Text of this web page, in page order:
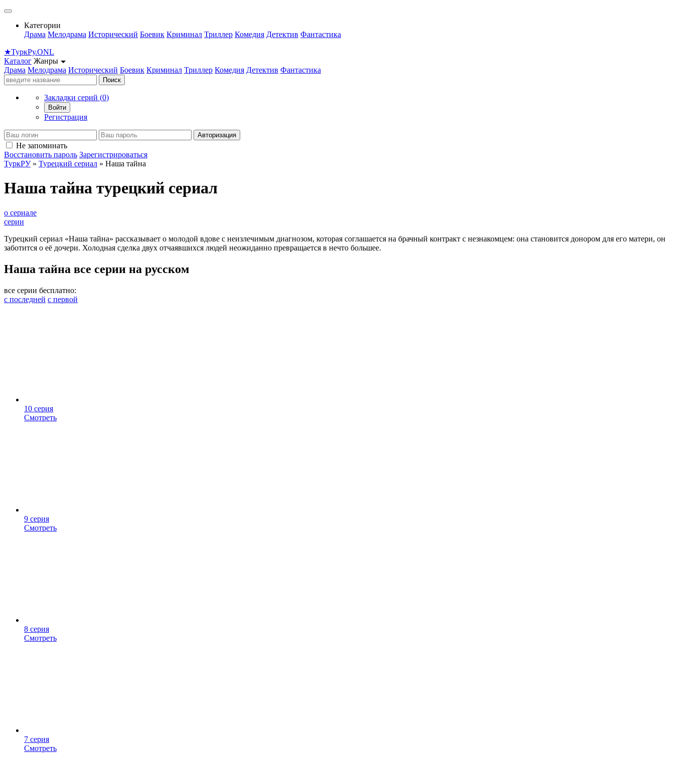
Категории
Драма Мелодрама Исторический Боевик Криминал Триллер Комедия Детектив Фантастика
★ТуркРу.ONL
Каталог Жанры
Драма Мелодрама Исторический Боевик Криминал Триллер Комедия Детектив Фантастика
Поиск
Закладки серий (0)
Войти
Регистрация
Авторизация
Не запоминать
Восстановить пароль Зарегистрироваться
ТуркРУ» Турецкий сериал » Наша тайна
Наша тайна турецкий сериал
о сериале
серии
Турецкий сериал «Наша тайна» рассказывает о молодой вдове с неизлечимым диагнозом, которая соглашается на брачный контракт с незнакомцем: она становится донором для его матери, он
заботится о её дочери. Холодная сделка двух отчаявшихся людей неожиданно превращается в нечто большее.
Наша тайна все серии на русском
все серии бесплатно:
с последней с первой
10 серия
Смотреть
9 серия
Смотреть
8 серия
Смотреть
7 серия
Смотреть